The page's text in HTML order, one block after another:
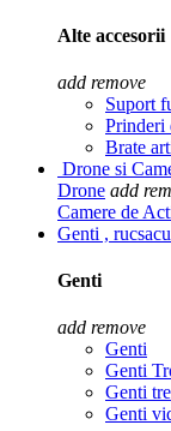
Alte accesorii
add remove
Suport
Prinderi
Brate
Drone si
Drone add
Camere de
Genti ,
Genti
add remove
Genti
Genti
Genti
Genti